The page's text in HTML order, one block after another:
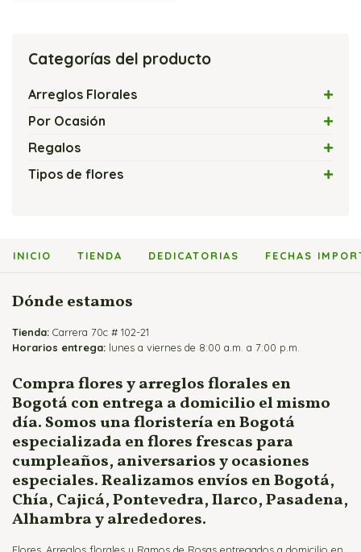
Categorías del producto
Arreglos Florales
Arreglos con Flores Exóticas
Arreglos Florales con Velas
Arreglos Florales Modernos
Jarrones y Floreros de Rosas
Por Ocasión
Amor
Amor y Amistad
Arreglos Florales para Mamá
Arreglos para Hombres
Flores Fúnebres
Flores para Matrimonio
Flores para Nacimientos
Ramos para Aniversario
Regalos
Flores y Chocolates
Tipos de flores
Arreglos con Orquídeas
INICIO TIENDA DEDICATORIAS FECHAS
Dónde estamos
Tienda: Carrera 70c # 102-21
Horarios entrega: lunes a viernes de 8:00 a.m. a 7:00 p.m.
Compra flores y arreglos florales en
Bogotá con entrega a domicilio el mismo
día. Somos una floristería en Bogotá
especializada en flores frescas para
cumpleaños, aniversarios y ocasiones
especiales. Realizamos envíos en Bogotá,
Chía, Cajicá, Pontevedra, Ilarco, Pasadena,
Alhambra y alrededores.